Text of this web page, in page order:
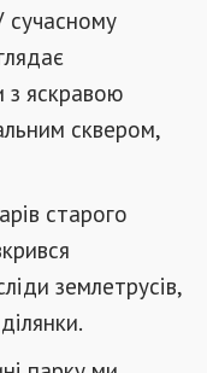
сучасному
з яскравою
сквером,
старого
землетрусів,